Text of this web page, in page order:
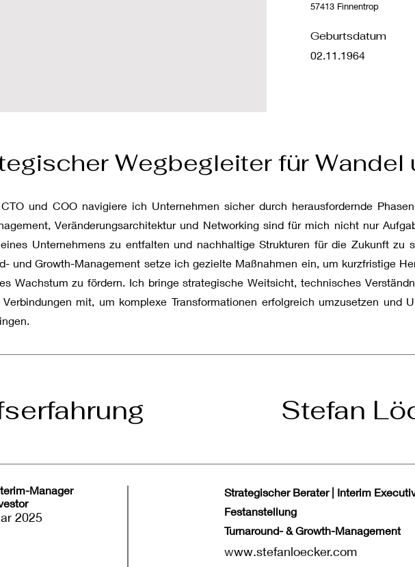
57413 Finnentrop
Geburtsdatum
02.11.1964
Wegbegleiter für Wandel
und COO navigiere ich Unternehmen sicher durch herausfordernde
Veränderungsarchitektur und Networking sind für mich nicht nur
Unternehmens zu entfalten und nachhaltige Strukturen für die Zukunft zu
und Growth-Management setze ich gezielte Maßnahmen ein, um kurzfristige
Wachstum zu fördern. Ich bringe strategische Weitsicht, technisches
mit, um komplexe Transformationen erfolgreich umzusetzen und
Stefan
Manager
2025
Strategischer Berater | Interim
Festanstellung
Turnaround- & Growth-Management
www.stefanloecker.com